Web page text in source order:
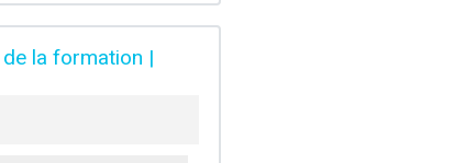
la formation |